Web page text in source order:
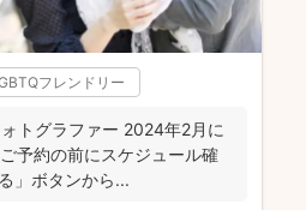
フレンドリー
トグラファー 2024年2月に
予約の前にスケジュール確
」ボタンから...